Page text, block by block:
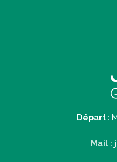
Départ :
Mail :